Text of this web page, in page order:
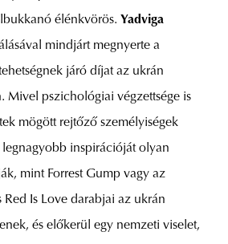
élénkvörös. Yadviga
mindjárt megnyerte a
járó díjat az ukrán
Mivel pszichológiai végzettsége is
mögött rejtőző személyiségek
inspirációját olyan
mint Forrest Gump vagy az
Red Is Love darabjai az ukrán
és előkerül egy nemzeti viselet,